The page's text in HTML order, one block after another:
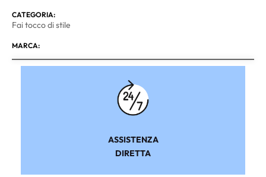
CATEGORIA:
Fai tocco di stile
MARCA:
ASSISTENZA
DIRETTA